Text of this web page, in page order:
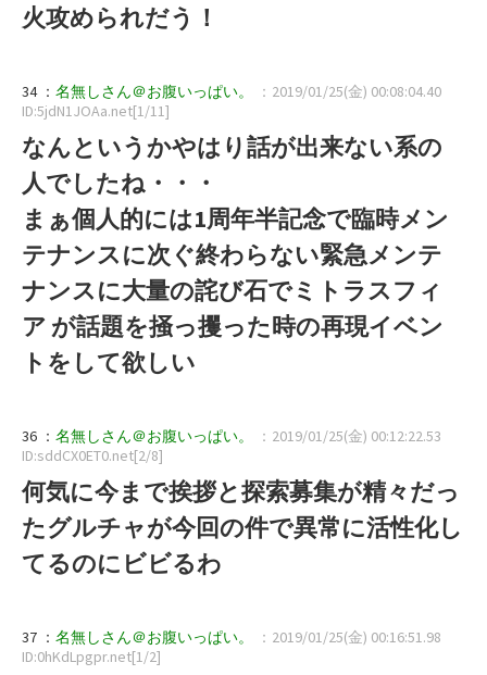
火攻められだう！
34 ： 名無しさん＠お腹いっぱい。
：2019/01/25(金) 00:08:04.40
ID:5jdN1JOAa.net[1/11]
なんというかやはり話が出来ない系の
人でしたね・・・
まぁ個人的には1周年半記念で臨時メン
テナンスに次ぐ終わらない緊急メンテ
ナンスに大量の詫び石でミトラスフィ
ア が話題を掻っ攫った時の再現イベン
トをして欲しい
36 ： 名無しさん＠お腹いっぱい。
：2019/01/25(金) 00:12:22.53
ID:sddCX0ET0.net[2/8]
何気に今まで挨拶と探索募集が精々だっ
たグルチャが今回の件で異常に活性化し
てるのにビビるわ
37 ： 名無しさん＠お腹いっぱい。
：2019/01/25(金) 00:16:51.98
ID:0hKdLpgpr.net[1/2]